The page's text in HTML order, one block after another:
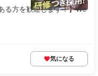
る方を歓迎します！】We
気になる